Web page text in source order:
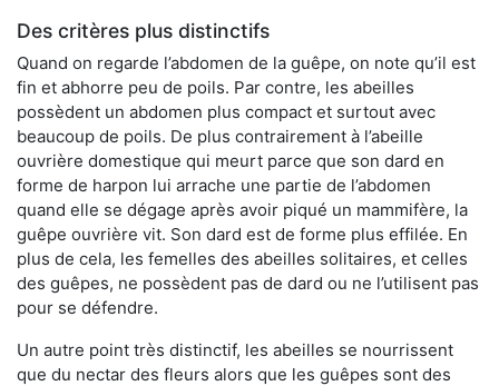
Des critères plus distinctifs
Quand on regarde l’abdomen de la guêpe, on note qu’il est
fin et abhorre peu de poils. Par contre, les abeilles
possèdent un abdomen plus compact et surtout avec
beaucoup de poils. De plus contrairement à l’abeille
ouvrière domestique qui meurt parce que son dard en
forme de harpon lui arrache une partie de l’abdomen
quand elle se dégage après avoir piqué un mammifère, la
guêpe ouvrière vit. Son dard est de forme plus effilée. En
plus de cela, les femelles des abeilles solitaires, et celles
des guêpes, ne possèdent pas de dard ou ne l’utilisent pas
pour se défendre.
Un autre point très distinctif, les abeilles se nourrissent
que du nectar des fleurs alors que les guêpes sont des